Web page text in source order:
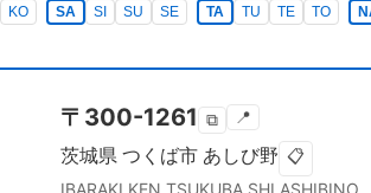
KO SA SI SU SE TA TU TE TO
〒 300-1261 ⧉ 📍
茨城県 つくば市 あしび野 📋
IBARAKI KEN TSUKUBA SHI ASHIBINO